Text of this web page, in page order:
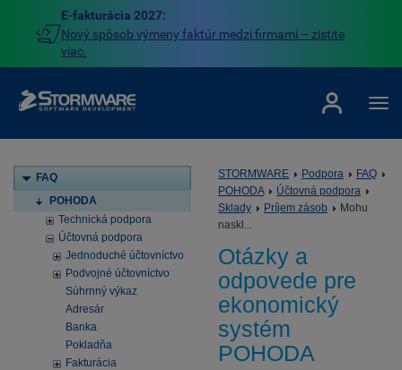
E-fakturácia 2027:
Nový spôsob výmeny faktúr medzi firmami – zistite
viac.
FAQ
POHODA
Technická podpora
Účtovná podpora
Jednoduché účtovníctvo
Podvojné účtovníctvo
Súhrnný výkaz
Adresár
Banka
Pokladňa
Fakturácia
STORMWARE Podpora
FAQ
POHODA
Účtovná podpora
Sklady
Príjem zásob
Mohu
naskl...
Otázky a
odpovede pre
ekonomický
systém
POHODA